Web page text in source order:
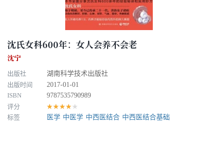
沈氏女科600年：女人会养不会老
沈宁
出版社
湖南科学技术出版社
出版时间
2017-01-01
ISBN
9787535790989
评分
★★★★★
标签 医学 中医学 中西医结合 中西医结合基础